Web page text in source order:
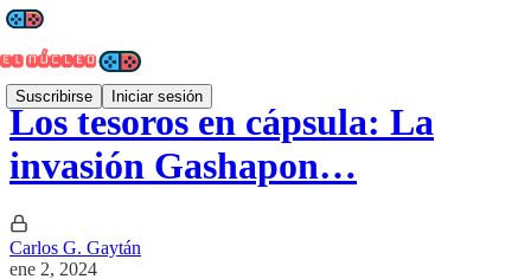
Suscribirse Iniciar sesión
Los tesoros en cápsula: La
invasión Gashapon…
Carlos G. Gaytán
ene 2, 2024